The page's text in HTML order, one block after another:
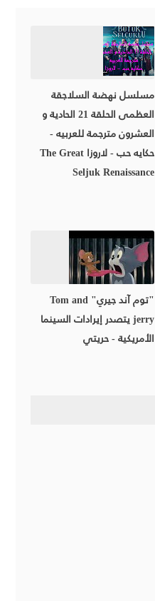
مسلسل نهضة السلاجقة
العظمى الحلقة 21 الحادية و
العشرون مترجمة للعربيه -
حكايه حب - لاروزا The Great
Seljuk Renaissance
"توم آند جيري" Tom and
jerry يتصدر إيرادات السينما
الأمريكية - حريتي